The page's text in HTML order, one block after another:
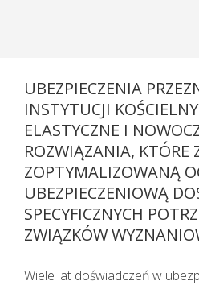
UBEZPIECZENIA
INSTYTUCJI
ELASTYCZNE I
ROZWIĄZANIA, KTÓRE
ZOPTYMALIZOWANĄ
UBEZPIECZENIOWĄ
SPECYFICZNYCH
ZWIĄZKÓW
Wiele lat doświadczeń w